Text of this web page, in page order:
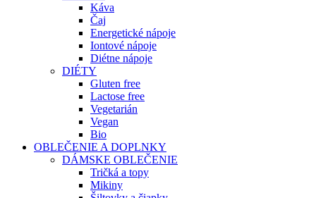
Káva
Čaj
Energetické nápoje
Iontové nápoje
Diétne nápoje
DIÉTY
Gluten free
Lactose free
Vegetarián
Vegan
Bio
OBLEČENIE A DOPLNKY
DÁMSKE OBLEČENIE
Tričká a topy
Mikiny